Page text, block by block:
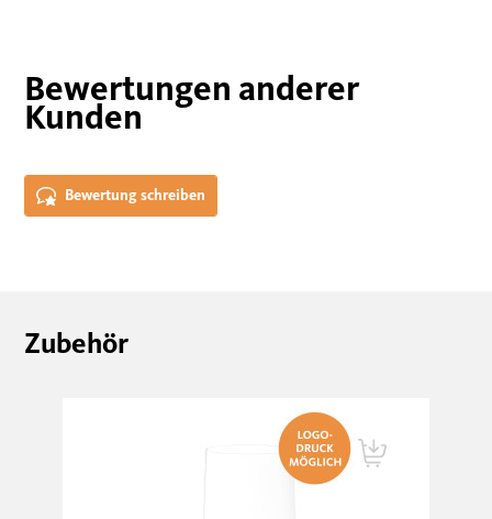
Bewertungen anderer
Kunden
Bewertung schreiben
Zubehör